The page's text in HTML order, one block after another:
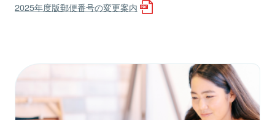
2025年度版郵便番号の変更案内